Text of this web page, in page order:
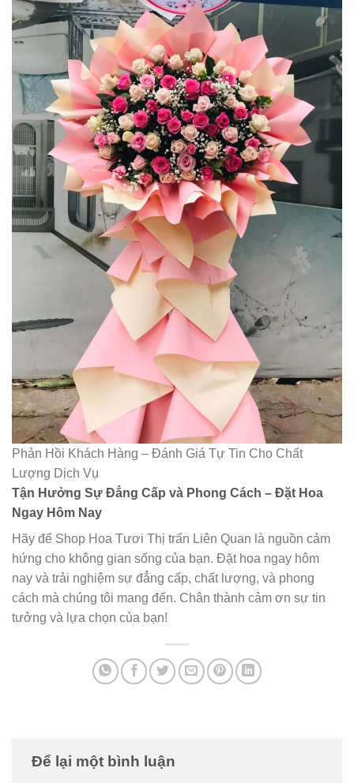
Phản Hồi Khách Hàng – Đánh Giá Tự Tin Cho Chất
Lượng Dịch Vụ
Tận Hưởng Sự Đẳng Cấp và Phong Cách – Đặt Hoa
Ngay Hôm Nay
Hãy để Shop Hoa Tươi Thị trấn Liên Quan là nguồn cảm
hứng cho không gian sống của bạn. Đặt hoa ngay hôm
nay và trải nghiệm sự đẳng cấp, chất lượng, và phong
cách mà chúng tôi mang đến. Chân thành cảm ơn sự tin
tưởng và lựa chọn của bạn!
Để lại một bình luận